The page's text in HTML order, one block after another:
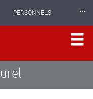
PERSONNELS ⸱⸱⸱